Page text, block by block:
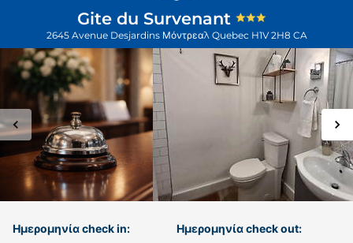
Gite du Survenant
2645 Avenue Desjardins Μόντρεαλ Quebec H1V 2H8 CA
Ημερομηνία check in: Ημερομηνία check out: